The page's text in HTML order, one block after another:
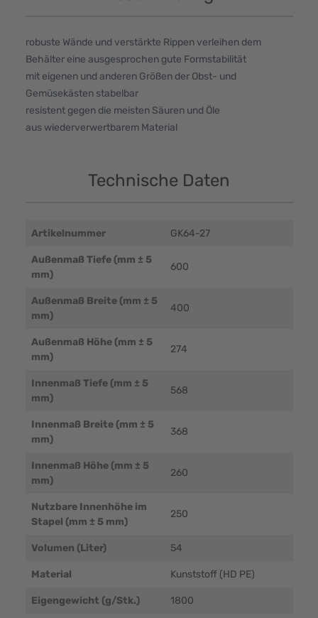
robuste Wände und verstärkte Rippen verleihen dem
Behälter eine ausgesprochen gute Formstabilität
mit eigenen und anderen Größen der Obst- und
Gemüsekästen stabelbar
resistent gegen die meisten Säuren und Öle
aus wiederverwertbarem Material
Technische Daten
Artikelnummer GK64-27
Außenmaß Tiefe (mm ± 5
mm)
600
Außenmaß Breite (mm ± 5
mm)
400
Außenmaß Höhe (mm ± 5
mm)
274
Innenmaß Tiefe (mm ± 5
mm)
568
Innenmaß Breite (mm ± 5
mm)
368
Innenmaß Höhe (mm ± 5
mm)
260
Nutzbare Innenhöhe im
Stapel (mm ± 5 mm)
250
Volumen (Liter) 54
Material Kunststoff (HD PE)
Eigengewicht (g/Stk.) 1800